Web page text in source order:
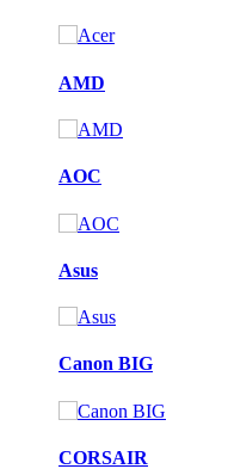
AMD
AOC
Asus
Canon BIG
CORSAIR